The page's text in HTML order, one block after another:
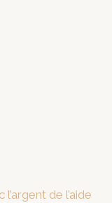
de l’aide